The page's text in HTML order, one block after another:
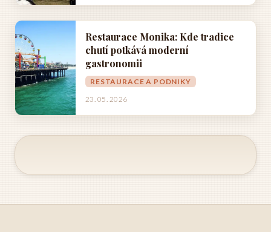
Restaurace Monika: Kde tradice
chutí potkává moderní
gastronomii
RESTAURACE A PODNIKY
23. 05. 2026